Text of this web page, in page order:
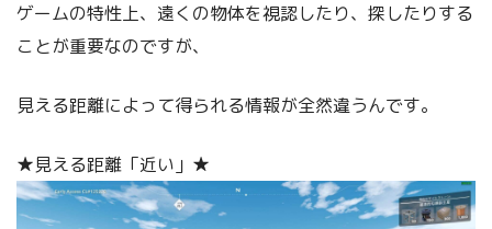
ゲームの特性上、遠くの物体を視認したり、探したりする
ことが重要なのですが、
見える距離によって得られる情報が全然違うんです。
★見える距離「近い」★